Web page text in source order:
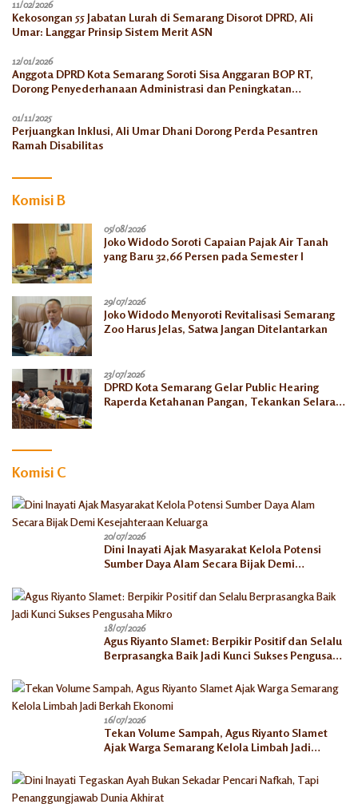
11/02/2026
Kekosongan 55 Jabatan Lurah di Semarang Disorot DPRD, Ali
Umar: Langgar Prinsip Sistem Merit ASN
12/01/2026
Anggota DPRD Kota Semarang Soroti Sisa Anggaran BOP RT,
Dorong Penyederhanaan Administrasi dan Peningkatan
01/11/2025
Perjuangkan Inklusi, Ali Umar Dhani Dorong Perda Pesantren
Ramah Disabilitas
Komisi B
05/08/2026
Joko Widodo Soroti Capaian Pajak Air Tanah
yang Baru 32,66 Persen pada Semester I
29/07/2026
Joko Widodo Menyoroti Revitalisasi Semarang
Zoo Harus Jelas, Satwa Jangan Ditelantarkan
23/07/2026
DPRD Kota Semarang Gelar Public Hearing
Raperda Ketahanan Pangan, Tekankan Selaras
Komisi C
20/07/2026
Dini Inayati Ajak Masyarakat Kelola Potensi
Sumber Daya Alam Secara Bijak Demi
18/07/2026
Agus Riyanto Slamet: Berpikir Positif dan Selalu
Berprasangka Baik Jadi Kunci Sukses Pengusaha
16/07/2026
Tekan Volume Sampah, Agus Riyanto Slamet
Ajak Warga Semarang Kelola Limbah Jadi